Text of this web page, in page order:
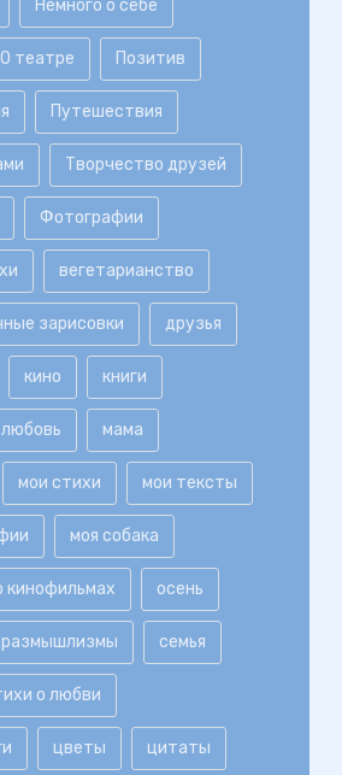
Немного о себе
О театре Позитив
Путешествия
Творчество друзей
Фотографии
вегетарианство
зарисовки друзья
кино книги
любовь мама
мои стихи мои тексты
моя собака
кинофильмах осень
размышлизмы семья
о любви
цветы цитаты